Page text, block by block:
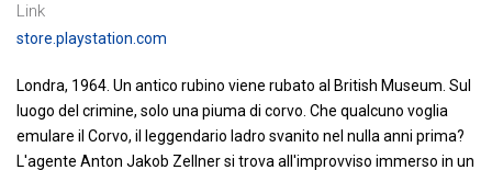
Link
store.playstation.com
Londra, 1964. Un antico rubino viene rubato al British Museum. Sul
luogo del crimine, solo una piuma di corvo. Che qualcuno voglia
emulare il Corvo, il leggendario ladro svanito nel nulla anni prima?
L'agente Anton Jakob Zellner si trova all'improvviso immerso in un